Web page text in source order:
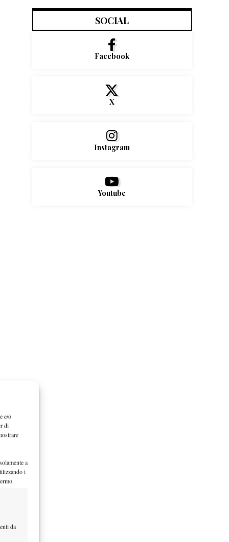
e/o
di
a
i
da
SOCIAL
Facebook
X
Instagram
Youtube